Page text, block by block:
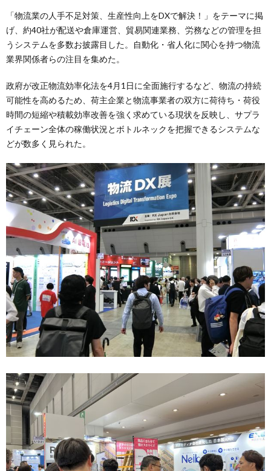
「物流業の人手不足対策、生産性向上をDXで解決！」をテーマに掲
げ、約40社が配送や倉庫運営、貿易関連業務、労務などの管理を担
うシステムを多数お披露目した。自動化・省人化に関心を持つ物流
業界関係者らの注目を集めた。
政府が改正物流効率化法を4月1日に全面施行するなど、物流の持続
可能性を高めるため、荷主企業と物流事業者の双方に荷待ち・荷役
時間の短縮や積載効率改善を強く求めている現状を反映し、サプラ
イチェーン全体の稼働状況とボトルネックを把握できるシステムな
どが数多く見られた。